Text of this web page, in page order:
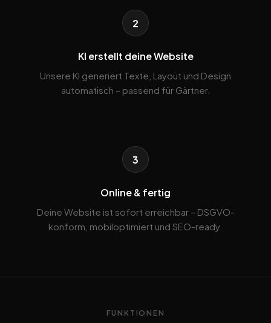
2
KI erstellt deine Website
Unsere KI generiert Texte, Layout und Design
automatisch – passend für Gärtner.
3
Online & fertig
Deine Website ist sofort erreichbar – DSGVO-
konform, mobiloptimiert und SEO-ready.
FUNKTIONEN